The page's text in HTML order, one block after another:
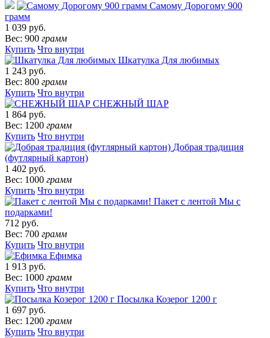
Самому Дорогому 900
грамм
1 039 руб.
Вес: 900 грамм
Купить Что внутри
Шкатулка Для любимых
1 243 руб.
Вес: 800 грамм
Купить Что внутри
СНЕЖНЫЙ ШАР
1 864 руб.
Вес: 1200 грамм
Купить Что внутри
Добрая традиция
(футлярный картон)
1 402 руб.
Вес: 1000 грамм
Купить Что внутри
Пакет с лентой Мы с
подарками!
712 руб.
Вес: 700 грамм
Купить Что внутри
Ефимка
1 913 руб.
Вес: 1000 грамм
Купить Что внутри
Посылка Козерог 1200 г
1 697 руб.
Вес: 1200 грамм
Купить Что внутри